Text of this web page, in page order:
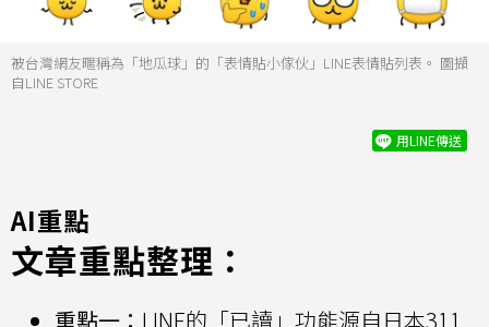
被台灣網友暱稱為「地瓜球」的「表情貼小傢伙」LINE表情貼列表。 圖擷
自LINE STORE
用LINE傳送
AI重點
文章重點整理：
重點一： LINE的「已讀」功能源自日本311